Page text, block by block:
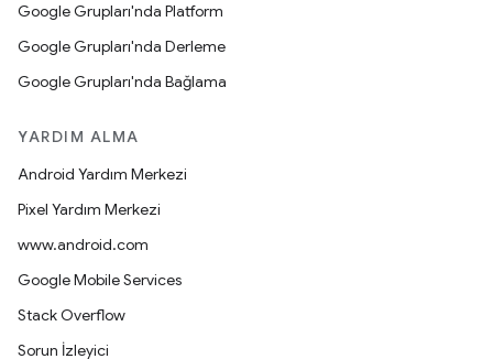
Google Grupları'nda Platform
Google Grupları'nda Derleme
Google Grupları'nda Bağlama
YARDIM ALMA
Android Yardım Merkezi
Pixel Yardım Merkezi
www.android.com
Google Mobile Services
Stack Overflow
Sorun İzleyici